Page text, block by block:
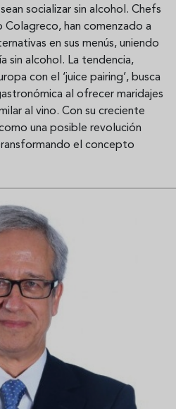
socializar sin alcohol. Chefs
han comenzado a
en sus menús, uniendo
sin alcohol. La tendencia,
con el ‘juice pairing’, busca
al ofrecer maridajes
al vino. Con su creciente
una posible revolución
el concepto